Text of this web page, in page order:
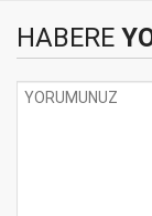
HABERE